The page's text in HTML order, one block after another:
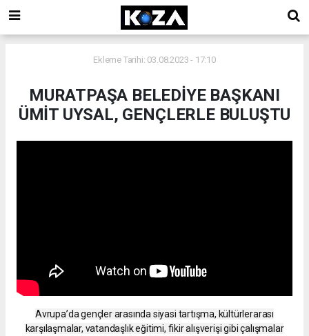
Ekleme Tarihi: 03.08.2023 - 17:10
MURATPAŞA BELEDİYE BAŞKANI
ÜMİT UYSAL, GENÇLERLE BULUŞTU
Avrupa’da gençler arasında siyasi tartışma, kültürlerarası
karşılaşmalar, vatandaşlık eğitimi, fikir alışverişi gibi çalışmalar